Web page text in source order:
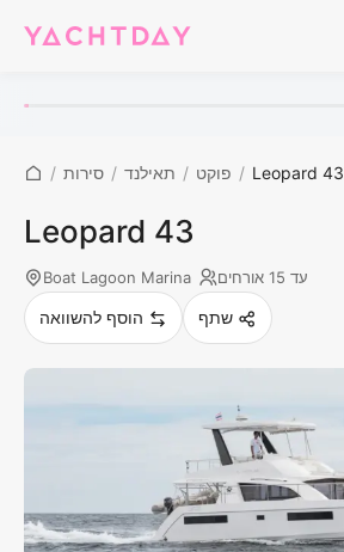
/ סירות / תאילנד / פוקט / Leopard 43
Leopard 43
Boat Lagoon Marina עד 15 אורחים
הוסף להשוואה שתף